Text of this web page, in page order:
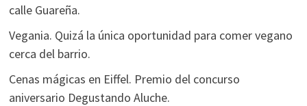
calle Guareña.
Vegania. Quizá la única oportunidad para comer vegano
cerca del barrio.
Cenas mágicas en Eiffel. Premio del concurso
aniversario Degustando Aluche.